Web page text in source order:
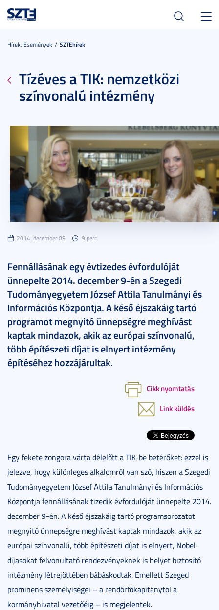
Hírek, Események SZTEhírek
Tízéves a TIK: nemzetközi
színvonalú intézmény
2014. december 09. 9 perc
Fennállásának egy évtizedes évfordulóját
ünnepelte 2014. december 9-én a Szegedi
Tudományegyetem József Attila Tanulmányi és
Információs Központja. A késő éjszakáig tartó
programot megnyitó ünnepségre meghívást
kaptak mindazok, akik az európai színvonalú,
több építészeti díjat is elnyert intézmény
építéséhez hozzájárultak.
Cikk nyomtatás
Link küldés
Egy fekete zongora várta délelőtt a TIK-be betérőket: ezzel is
jelezve, hogy különleges alkalomról van szó, hiszen a Szegedi
Tudományegyetem József Attila Tanulmányi és Információs
Központja fennállásának tizedik évfordulóját ünnepelte 2014.
december 9-én. A késő éjszakáig tartó programsorozatot
megnyitó ünnepségre meghívást kaptak mindazok, akik az
európai színvonalú, több építészeti díjat is elnyert, Nobel-
díjasokat felvonultató rendezvényeknek is helyet biztosító
intézmény létrejöttében bábáskodtak. Emellett Szeged
prominens személyiségei – a rendőrfőkapitánytól a
kormányhivatal vezetőéig – is megjelentek.